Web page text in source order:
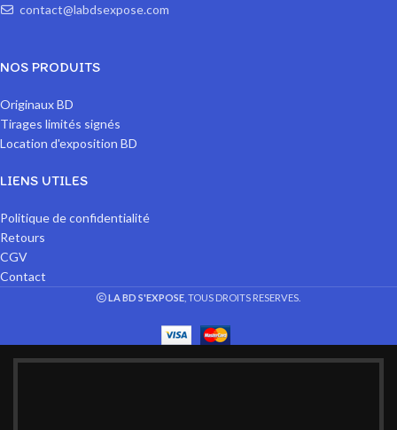
contact@labdsexpose.com
NOS PRODUITS
Originaux BD
Tirages limités signés
Location d'exposition BD
LIENS UTILES
Politique de confidentialité
Retours
CGV
Contact
LA BD S'EXPOSE , TOUS DROITS RESERVES.